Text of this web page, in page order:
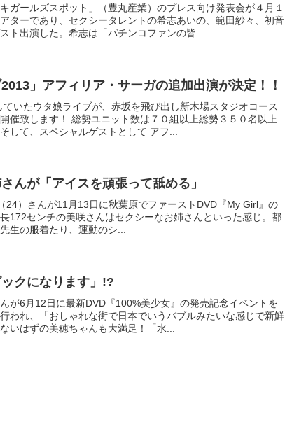
ガールズスポット」（豊丸産業）のプレス向け発表会が４月１
ターであり、セクシータレントの希志あいの、範田紗々、初音
ト出演した。希志は「パチンコファンの皆...
」アフィリア・サーガの追加出演が決定！！
いたウタ娘ライブが、赤坂を飛び出し新木場スタジオコース
催致します！ 総勢ユニット数は７０組以上総勢３５０名以上
して、スペシャルゲストとして アフ...
んが「アイスを頑張って舐める」
24）さんが11月13日に秋葉原でファーストDVD『My Girl』の
172センチの美咲さんはセクシーなお姉さんといった感じ。都
生の服着たり、運動のシ...
クになります」!?
が6月12日に最新DVD『100%美少女』の発売記念イベントを
われ、「おしゃれな街で日本でいうバブルみたいな感じで新鮮
いはずの美穂ちゃんも大満足！「水...